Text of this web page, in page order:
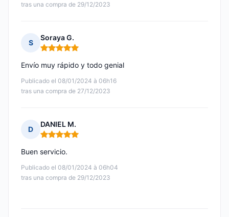
tras una compra de 29/12/2023
S
Soraya G.
Nota: 5 de 5
Publicado el 08/01/2024 à 06h16
tras una compra de 27/12/2023
Envío muy rápido y todo genial
D
DANIEL M.
Nota: 5 de 5
Publicado el 08/01/2024 à 06h04
tras una compra de 29/12/2023
Buen servicio.